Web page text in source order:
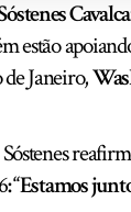
estão
Janeiro,
: “Estamos